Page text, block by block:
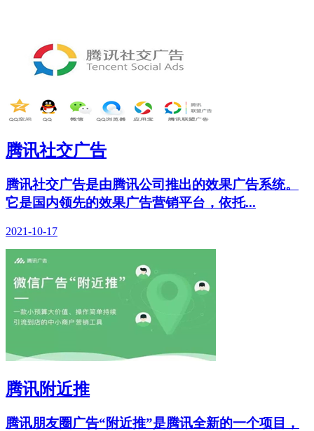
腾讯社交广告
腾讯社交广告是由腾讯公司推出的效果广告系统。
它是国内领先的效果广告营销平台，依托...
2021-10-17
腾讯附近推
腾讯朋友圈广告“附近推”是腾讯全新的一个项目，